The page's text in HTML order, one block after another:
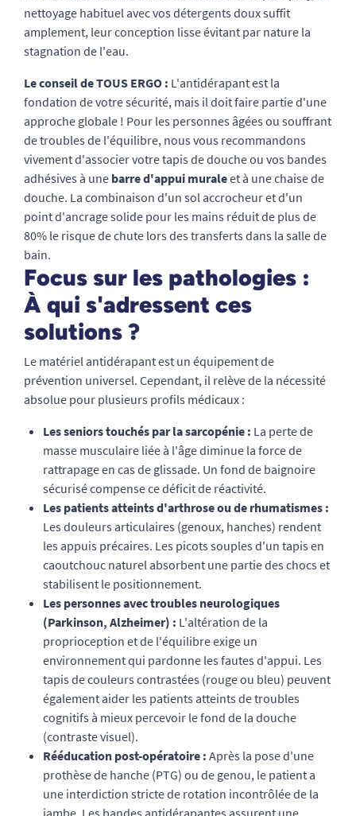
nettoyage habituel avec vos détergents doux suffit
amplement, leur conception lisse évitant par nature la
stagnation de l'eau.
Le conseil de TOUS ERGO : L'antidérapant est la
fondation de votre sécurité, mais il doit faire partie d'une
approche globale ! Pour les personnes âgées ou souffrant
de troubles de l'équilibre, nous vous recommandons
vivement d'associer votre tapis de douche ou vos bandes
adhésives à une barre d'appui muraleet à une chaise de
douche. La combinaison d'un sol accrocheur et d'un
point d'ancrage solide pour les mains réduit de plus de
80% le risque de chute lors des transferts dans la salle de
bain.
Focus sur les pathologies :
À qui s'adressent ces
solutions ?
Le matériel antidérapant est un équipement de
prévention universel. Cependant, il relève de la nécessité
absolue pour plusieurs profils médicaux :
Les seniors touchés par la sarcopénie : La perte de
masse musculaire liée à l'âge diminue la force de
rattrapage en cas de glissade. Un fond de baignoire
sécurisé compense ce déficit de réactivité.
Les patients atteints d'arthrose ou de rhumatismes :
Les douleurs articulaires (genoux, hanches) rendent
les appuis précaires. Les picots souples d'un tapis en
caoutchouc naturel absorbent une partie des chocs et
stabilisent le positionnement.
Les personnes avec troubles neurologiques
(Parkinson, Alzheimer) : L'altération de la
proprioception et de l'équilibre exige un
environnement qui pardonne les fautes d'appui. Les
tapis de couleurs contrastées (rouge ou bleu) peuvent
également aider les patients atteints de troubles
cognitifs à mieux percevoir le fond de la douche
(contraste visuel).
Rééducation post-opératoire : Après la pose d'une
prothèse de hanche (PTG) ou de genou, le patient a
une interdiction stricte de rotation incontrôlée de la